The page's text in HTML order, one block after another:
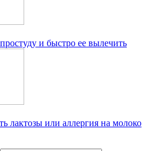
и быстро ее вылечить
лактозы или аллергия на молоко